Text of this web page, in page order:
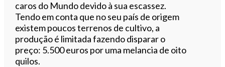
caros do Mundo devido à sua escassez.
Tendo em conta que no seu país de origem
existem poucos terrenos de cultivo, a
produção é limitada fazendo disparar o
preço: 5.500 euros por uma melancia de oito
quilos.